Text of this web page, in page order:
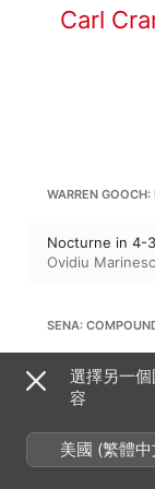
Carl
WARREN
Nocturne in 4-3
Ovidiu
SENA:
Compound
Carl Cranmer
JAMES
選擇另一
容
美國 (繁體